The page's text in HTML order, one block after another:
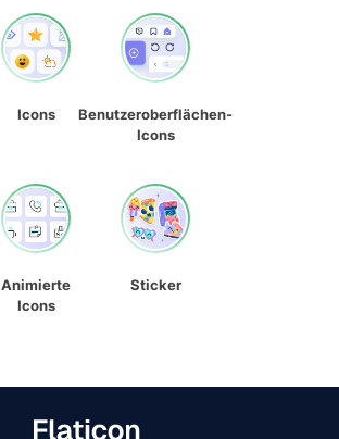
Icons
Benutzeroberflächen-
Icons
Animierte
Icons
Sticker